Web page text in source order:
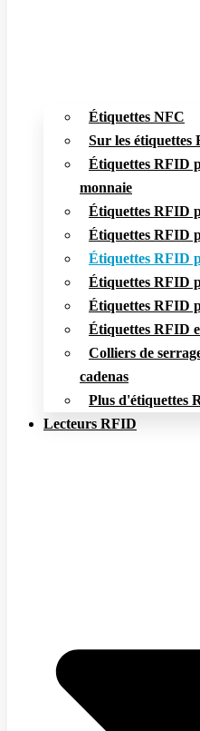
Étiquettes NFC
Sur les étiquettes
Étiquettes RFID
monnaie
Étiquettes RFID
Étiquettes RFID
Étiquettes RFID
Étiquettes RFID
Étiquettes RFID
Étiquettes RFID
Colliers de
cadenas
Plus d'étiquettes
Lecteurs RFID